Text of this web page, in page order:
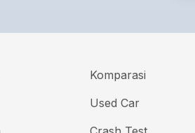
Komparasi
Used Car